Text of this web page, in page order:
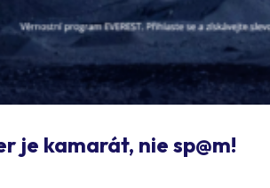
je kamarát, nie sp@m!